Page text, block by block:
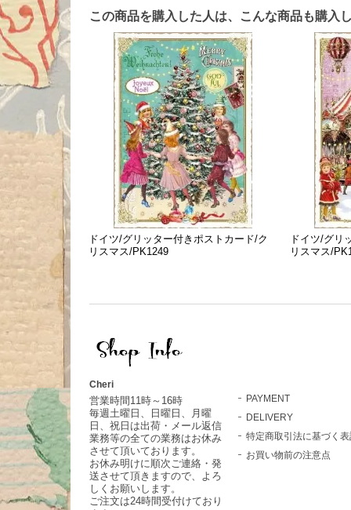
この商品を購入した人は、こんな商品も購入
ドイツ/グリッター付きポストカード/ク
リスマス/PK1249
ドイツ/グリ
リスマス/
Cheri
営業時間11時～16時
毎週土曜日、日曜日、月曜
日、祝日は出荷・メール返信
業務等の全ての業務はお休み
させて頂いております。
お休み明けに順次ご連絡・発
送させて頂きますので、よろ
しくお願いします。
ご注文は24時間受付けており
PAYMENT
DELIVERY
特定商取引法に基づく
お買い物前の注意点